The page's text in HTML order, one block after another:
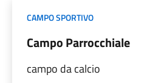
CAMPO SPORTIVO
Campo Parrocchiale
campo da calcio